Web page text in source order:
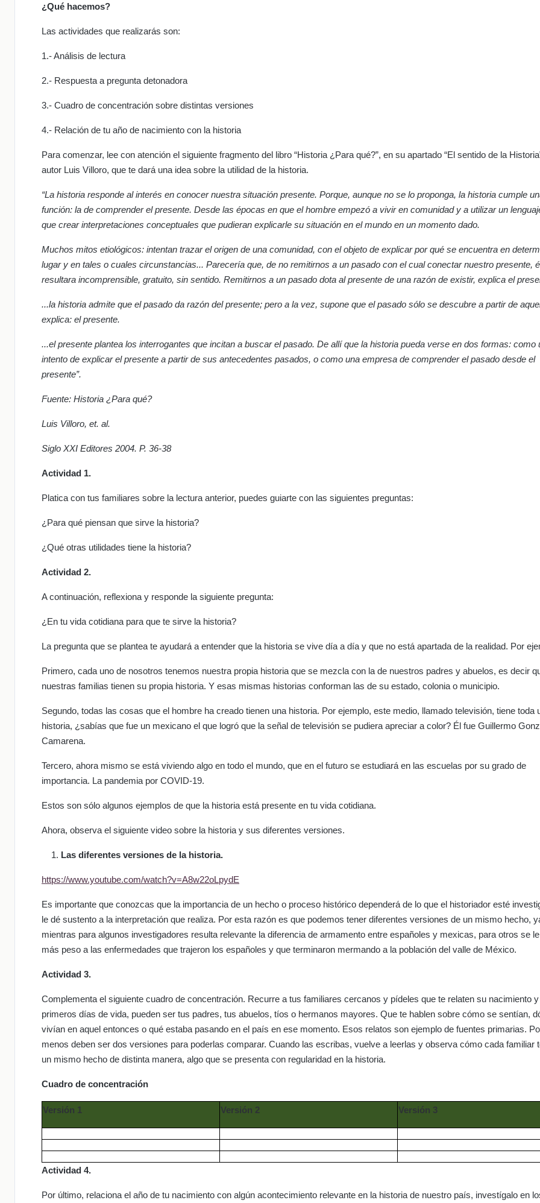
¿Qué hacemos?
Las actividades que realizarás son:
1.- Análisis de lectura
2.- Respuesta a pregunta detonadora
3.- Cuadro de concentración sobre distintas versiones
4.- Relación de tu año de nacimiento con la historia
Para comenzar, lee con atención el siguiente fragmento del libro “Historia ¿Para qué?”, en su apartado “El sentido de la
autor Luis Villoro, que te dará una idea sobre la utilidad de la historia.
“La historia responde al interés en conocer nuestra situación presente. Porque, aunque no se lo proponga, la historia cumple
función: la de comprender el presente. Desde las épocas en que el hombre empezó a vivir en comunidad y a utilizar un
que crear interpretaciones conceptuales que pudieran explicarle su situación en el mundo en un momento dado.
Muchos mitos etiológicos: intentan trazar el origen de una comunidad, con el objeto de explicar por qué se encuentra en
lugar y en tales o cuales circunstancias... Parecería que, de no remitirnos a un pasado con el cual conectar nuestro presente,
resultara incomprensible, gratuito, sin sentido. Remitirnos a un pasado dota al presente de una razón de existir, explica el
...la historia admite que el pasado da razón del presente; pero a la vez, supone que el pasado sólo se descubre a partir de
explica: el presente.
...el presente plantea los interrogantes que incitan a buscar el pasado. De allí que la historia pueda verse en dos formas: como
intento de explicar el presente a partir de sus antecedentes pasados, o como una empresa de comprender el pasado desde el
presente”.
Fuente: Historia ¿Para qué?
Luis Villoro, et. al.
Siglo XXI Editores 2004. P. 36-38
Actividad 1.
Platica con tus familiares sobre la lectura anterior, puedes guiarte con las siguientes preguntas:
¿Para qué piensan que sirve la historia?
¿Qué otras utilidades tiene la historia?
Actividad 2.
A continuación, reflexiona y responde la siguiente pregunta:
¿En tu vida cotidiana para que te sirve la historia?
La pregunta que se plantea te ayudará a entender que la historia se vive día a día y que no está apartada de la realidad. Por
Primero, cada uno de nosotros tenemos nuestra propia historia que se mezcla con la de nuestros padres y abuelos, es decir
nuestras familias tienen su propia historia. Y esas mismas historias conforman las de su estado, colonia o municipio.
Segundo, todas las cosas que el hombre ha creado tienen una historia. Por ejemplo, este medio, llamado televisión, tiene toda
historia, ¿sabías que fue un mexicano el que logró que la señal de televisión se pudiera apreciar a color? Él fue Guillermo
Camarena.
Tercero, ahora mismo se está viviendo algo en todo el mundo, que en el futuro se estudiará en las escuelas por su grado de
importancia. La pandemia por COVID-19.
Estos son sólo algunos ejemplos de que la historia está presente en tu vida cotidiana.
Ahora, observa el siguiente video sobre la historia y sus diferentes versiones.
Las diferentes versiones de la historia.
https://www.youtube.com/watch?v=A8w22oLpydE
Es importante que conozcas que la importancia de un hecho o proceso histórico dependerá de lo que el historiador esté
le dé sustento a la interpretación que realiza. Por esta razón es que podemos tener diferentes versiones de un mismo hecho,
mientras para algunos investigadores resulta relevante la diferencia de armamento entre españoles y mexicas, para otros se
más peso a las enfermedades que trajeron los españoles y que terminaron mermando a la población del valle de México.
Actividad 3.
Complementa el siguiente cuadro de concentración. Recurre a tus familiares cercanos y pídeles que te relaten su nacimiento y
primeros días de vida, pueden ser tus padres, tus abuelos, tíos o hermanos mayores. Que te hablen sobre cómo se sentían,
vivían en aquel entonces o qué estaba pasando en el país en ese momento. Esos relatos son ejemplo de fuentes primarias.
menos deben ser dos versiones para poderlas comparar. Cuando las escribas, vuelve a leerlas y observa cómo cada familiar
un mismo hecho de distinta manera, algo que se presenta con regularidad en la historia.
Cuadro de concentración
Versión 1 Versión 2 Versión 3
Actividad 4.
Por último, relaciona el año de tu nacimiento con algún acontecimiento relevante en la historia de nuestro país, investígalo en